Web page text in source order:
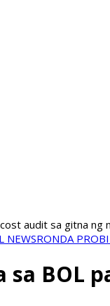
audit sa gitna ng
NEWSRONDA
BOL